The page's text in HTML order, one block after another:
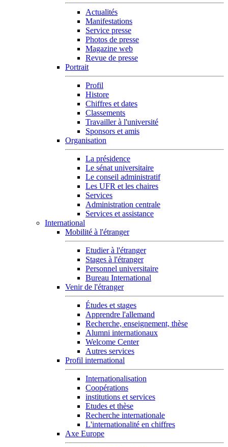
Actualités
Manifestations
Service presse
Photos de presse
Magazine web
Revue de presse
Portrait
Profil
Histore
Chiffres et dates
Classements
Travailler à l'université
Sponsors et amis
Organisation
La présidence
Le sénat universitaire
Le conseil administratif
Les UFR et les chaires
Services
Administration centrale
Services et assistance
International
Mobilité à l'étranger
Etudier à l'étranger
Stages à l'étranger
Personnel universitaire
Bureau International
Venir de l'étranger
Études et stages
Apprendre l'allemand
Recherche, enseignement, thèse
Alumni internationaux
Welcome Center
Autres services
Profil international
Internationalisation
Coopérations
institutions et services
Etudes et thèse
Recherche internationale
L'internationalité en chiffres
Axe Europe